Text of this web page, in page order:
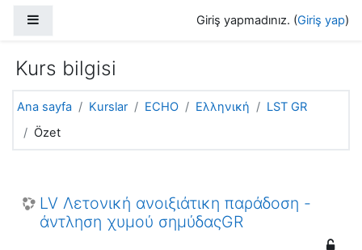
Giriş yapmadınız. (Giriş yap)
Kurs bilgisi
Ana sayfa Kurslar ECHO Ελληνική
LST GR
Özet
LV Λετονική ανοιξιάτικη παράδοση -
άντληση χυμού σημύδαςGR